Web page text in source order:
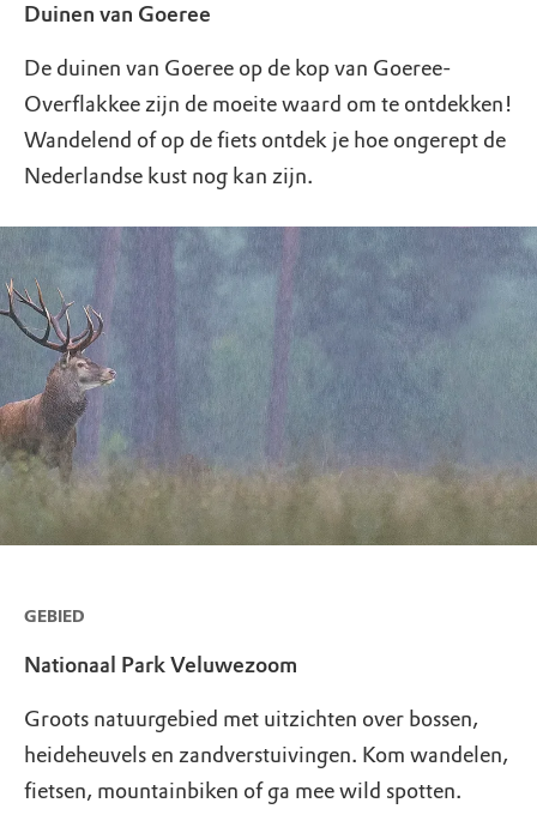
Duinen van Goeree
De duinen van Goeree op de kop van Goeree-
Overflakkee zijn de moeite waard om te ontdekken!
Wandelend of op de fiets ontdek je hoe ongerept de
Nederlandse kust nog kan zijn.
GEBIED
Nationaal Park Veluwezoom
Groots natuurgebied met uitzichten over bossen,
heideheuvels en zandverstuivingen. Kom wandelen,
fietsen, mountainbiken of ga mee wild spotten.